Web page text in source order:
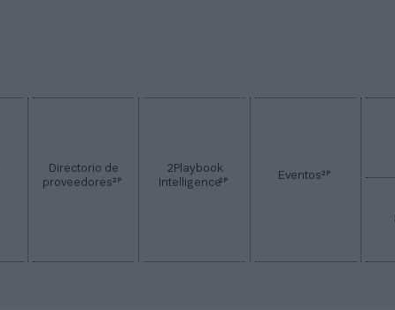
Directorio de
proveedores2P
2Playbook
Intelligence2P Eventos2P